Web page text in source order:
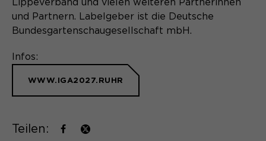
Lippeverband und vielen weiteren Partnerinnen
und Partnern. Labelgeber ist die Deutsche
Bundesgartenschaugesellschaft mbH.
Infos:
WWW.IGA2027.RUHR
Teilen: